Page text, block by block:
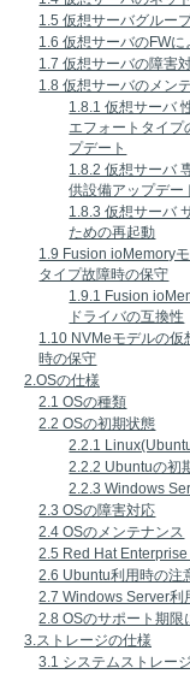
1.5 仮想サーバグルー
1.6 仮想サーバのFWに
1.7 仮想サーバの障害
1.8 仮想サーバのメン
1.8.1 仮想サーバ
エフォートタイプ
プデート
1.8.2 仮想サーバ
供設備アップデー
1.8.3 仮想サーバ
ための再起動
1.9 Fusion ioMemory
タイプ故障時の保守
1.9.1 Fusion
ドライバの互換性
1.10 NVMeモデルの仮
時の保守
2.OSの仕様
2.1 OSの種類
2.2 OSの初期状態
2.2.1
2.2.2 Ubuntuの初
2.2.3 Windows
2.3 OSの障害対応
2.4 OSのメンテナンス
2.5 Red Hat
2.6 Ubuntu利用時の注
2.7 Windows Server利
2.8 OSのサポート期限
3.ストレージの仕様
3.1 システムストレー